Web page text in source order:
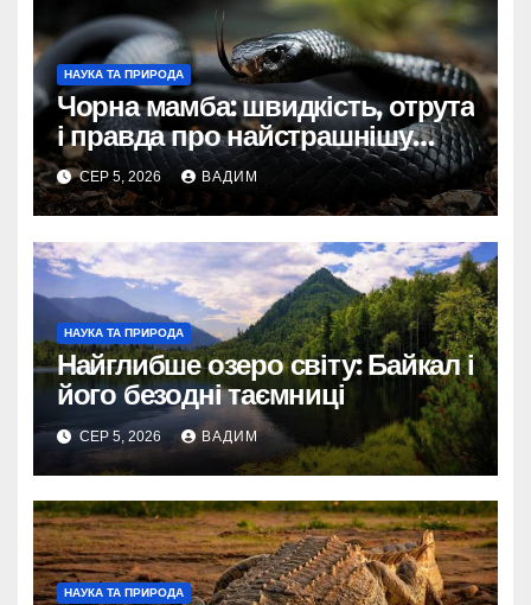
НАУКА ТА ПРИРОДА
Чорна мамба: швидкість, отрута
і правда про найстрашнішу
змію Африки
СЕР 5, 2026 ВАДИМ
НАУКА ТА ПРИРОДА
Найглибше озеро світу: Байкал і
його безодні таємниці
СЕР 5, 2026 ВАДИМ
НАУКА ТА ПРИРОДА